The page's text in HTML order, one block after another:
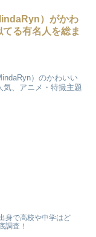
）がかわ
る有名人を総ま
）のかわいい
気、アニメ・特撮主題
身で高校や中学はど
調査！